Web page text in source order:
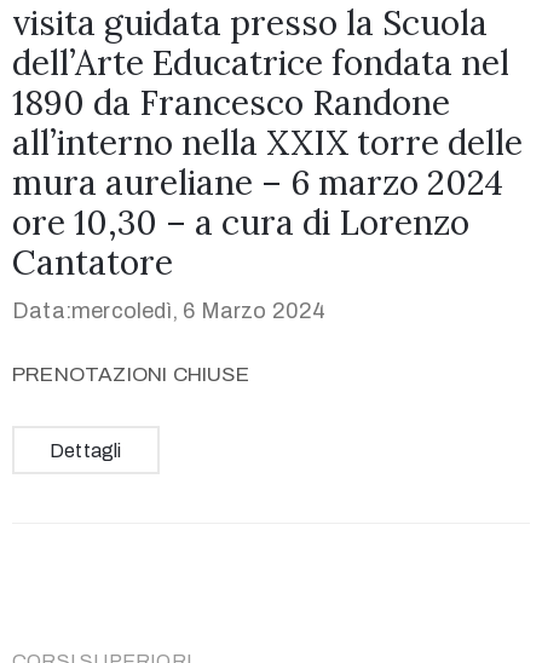
visita guidata presso la Scuola
dell’Arte Educatrice fondata nel
1890 da Francesco Randone
all’interno nella XXIX torre delle
mura aureliane – 6 marzo 2024
ore 10,30 – a cura di Lorenzo
Cantatore
Data:mercoledì, 6 Marzo 2024
PRENOTAZIONI CHIUSE
Dettagli